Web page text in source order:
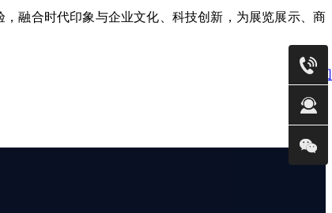
融合时代印象与企业文化、科技创新，为展览展示、商
返